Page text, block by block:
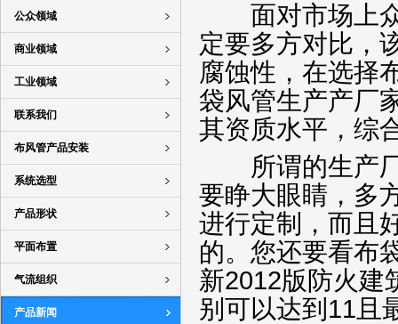
公众领域
商业领域
工业领域
联系我们
布风管产品安装
系统选型
产品形状
平面布置
气流组织
产品新闻
面对市场上众
定要多方对比，
腐蚀性，在选择
袋风管生产产厂
其资质水平，综
所谓的生产厂
要睁大眼睛，多
进行定制，而且
的。您还要看布
新2012版防火建
别可以达到11且